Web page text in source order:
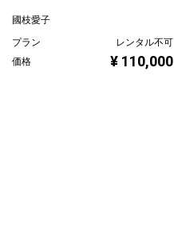
國枝愛子
プラン
レンタル不可
価格
¥ 110,000